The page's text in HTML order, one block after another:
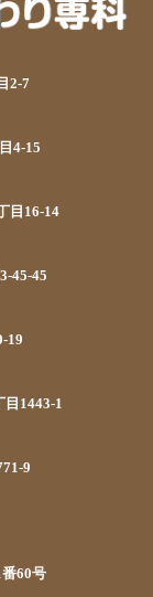
2-7
4-15
目16-14
45-45
19
目1443-1
9
60号